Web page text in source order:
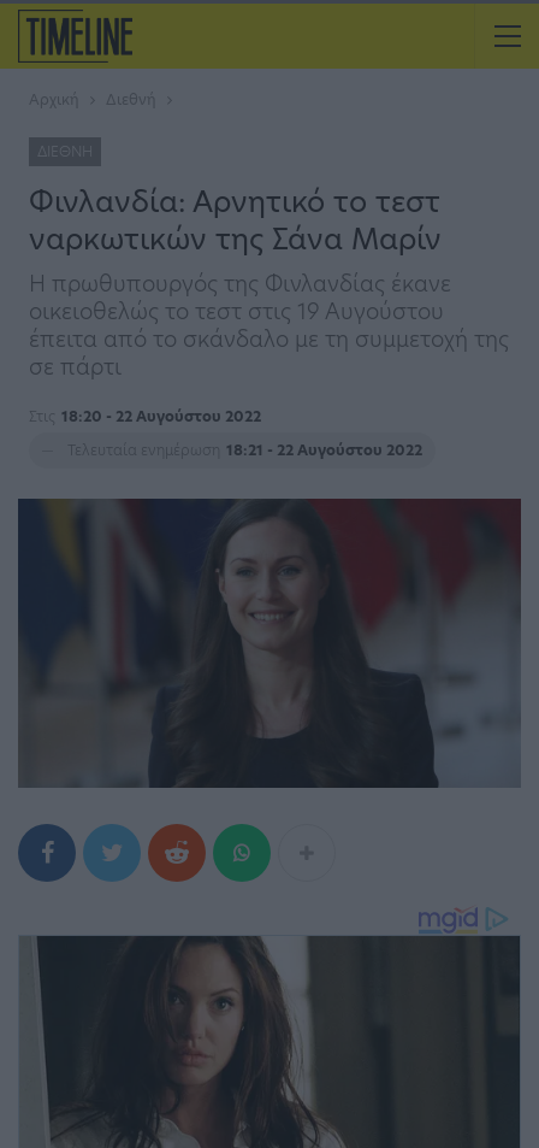
Αρχική Διεθνή
ΔΙΕΘΝΉ
Φινλανδία: Αρνητικό το τεστ
ναρκωτικών της Σάνα Μαρίν
Η πρωθυπουργός της Φινλανδίας έκανε
οικειοθελώς το τεστ στις 19 Αυγούστου
έπειτα από το σκάνδαλο με τη συμμετοχή της
σε πάρτι
Στις 18:20 - 22 Αυγούστου 2022
Τελευταία ενημέρωση
18:21 - 22 Αυγούστου 2022